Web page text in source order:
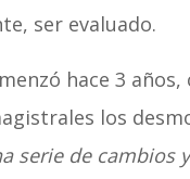
ser evaluado.
hace 3
los
serie de cambios